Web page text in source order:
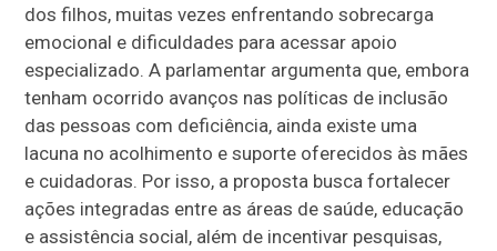
dos filhos, muitas vezes enfrentando sobrecarga
emocional e dificuldades para acessar apoio
especializado. A parlamentar argumenta que, embora
tenham ocorrido avanços nas políticas de inclusão
das pessoas com deficiência, ainda existe uma
lacuna no acolhimento e suporte oferecidos às mães
e cuidadoras. Por isso, a proposta busca fortalecer
ações integradas entre as áreas de saúde, educação
e assistência social, além de incentivar pesquisas,